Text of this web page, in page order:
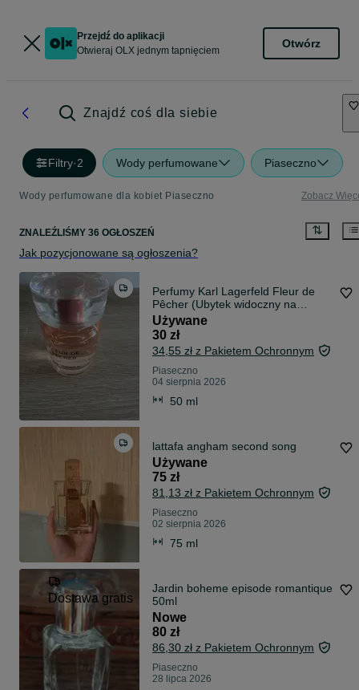
Przejdź do aplikacji
Otwieraj OLX jednym tapnięciem
Otwórz
Znajdź coś dla siebie
Filtry·2 Wody perfumowane Piaseczno
Wody perfumowane dla kobiet Piaseczno Zobacz
ZNALEŹLIŚMY 36 OGŁOSZEŃ
Jak pozycjonowane są ogłoszenia?
Perfumy Karl Lagerfeld Fleur de
Pêcher (Ubytek widoczny na
zdjęciu)
Używane
30 zł
34,55 zł z Pakietem Ochronnym
Piaseczno
04 sierpnia 2026
50 ml
lattafa angham second song
Używane
75 zł
81,13 zł z Pakietem Ochronnym
Piaseczno
02 sierpnia 2026
75 ml
Dostawa gratis
Jardin boheme episode romantique
50ml
Nowe
80 zł
86,30 zł z Pakietem Ochronnym
Piaseczno
28 lipca 2026